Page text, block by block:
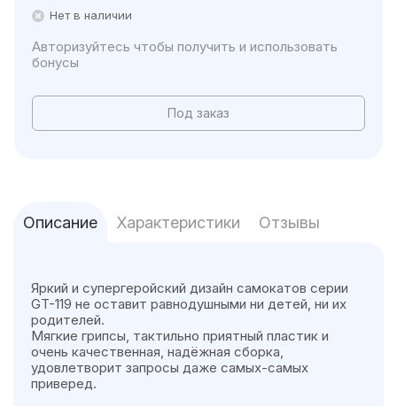
Нет в наличии
Авторизуйтесь чтобы получить и использовать
бонусы
Под заказ
Описание Характеристики Отзывы
Яркий и супергеройский дизайн самокатов серии
GT-119 не оставит равнодушными ни детей, ни их
родителей.
Мягкие грипсы, тактильно приятный пластик и
очень качественная, надёжная сборка,
удовлетворит запросы даже самых-самых
приверед.